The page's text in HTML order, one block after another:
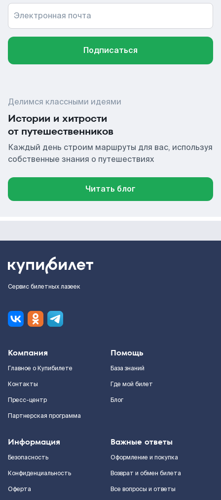
Электронная почта
Подписаться
Делимся классными идеями
Истории и хитрости
от путешественников
Каждый день строим маршруты для вас, используя
собственные знания о путешествиях
Читать блог
Сервис билетных лазеек
Компания
Главное о Купибилете
Контакты
Пресс-центр
Партнерская программа
Помощь
База знаний
Где мой билет
Блог
Информация
Безопасность
Конфиденциальность
Оферта
Важные ответы
Оформление и покупка
Возврат и обмен билета
Все вопросы и ответы